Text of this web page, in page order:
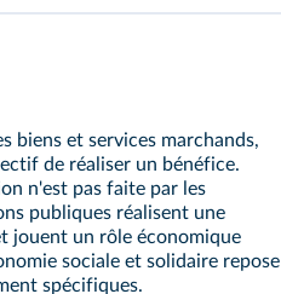
biens et services marchands,
de réaliser un bénéfice.
n'est pas faite par les
publiques réalisent une
jouent un rôle économique
sociale et solidaire repose
spécifiques.